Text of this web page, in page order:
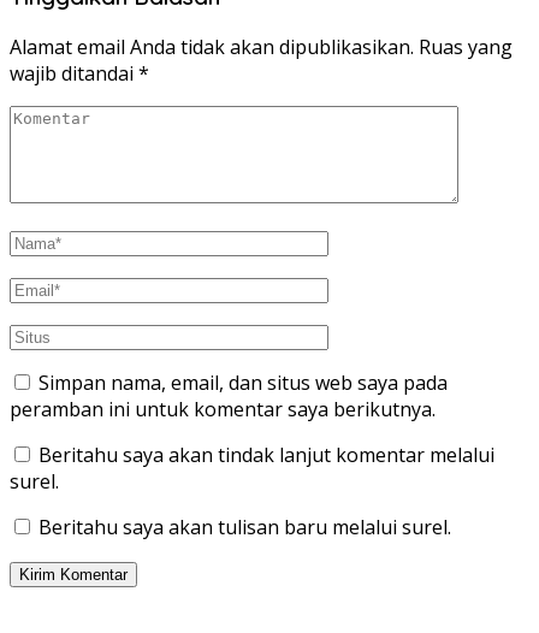
Alamat email Anda tidak akan dipublikasikan. Ruas yang
wajib ditandai *
Simpan nama, email, dan situs web saya pada
peramban ini untuk komentar saya berikutnya.
Beritahu saya akan tindak lanjut komentar melalui
surel.
Beritahu saya akan tulisan baru melalui surel.